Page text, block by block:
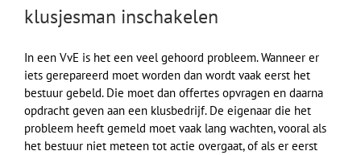
klusjesman inschakelen
In een VvE is het een veel gehoord probleem. Wanneer er
iets gerepareerd moet worden dan wordt vaak eerst het
bestuur gebeld. Die moet dan offertes opvragen en daarna
opdracht geven aan een klusbedrijf. De eigenaar die het
probleem heeft gemeld moet vaak lang wachten, vooral als
het bestuur niet meteen tot actie overgaat, of als er eerst